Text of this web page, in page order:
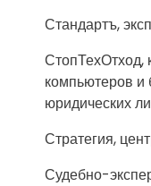
Стандартъ,
СтопТехОтход,
компьютеров и
юридических
Стратегия,
Судебно-